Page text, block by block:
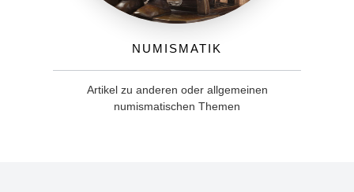
Numismatik
Artikel zu anderen oder allgemeinen
numismatischen Themen